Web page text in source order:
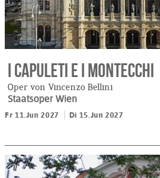
I CAPULETI E I MONTECCHI
Oper von Vincenzo Bellini
Staatsoper Wien
Fr 11.Jun 2027
Di 15.Jun 2027